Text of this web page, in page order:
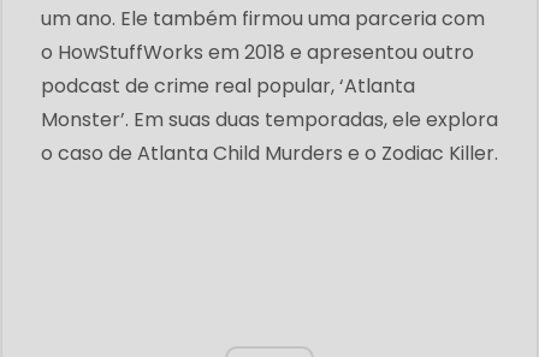
um ano. Ele também firmou uma parceria com
o HowStuffWorks em 2018 e apresentou outro
podcast de crime real popular, ‘Atlanta
Monster’. Em suas duas temporadas, ele explora
o caso de Atlanta Child Murders e o Zodiac Killer.